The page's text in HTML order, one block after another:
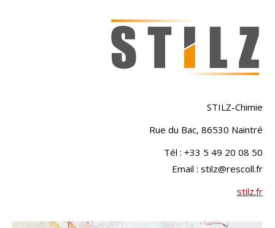
STILZ-Chimie
Rue du Bac, 86530 Naintré
Tél : +33 5 49 20 08 50
Email : stilz@rescoll.fr
stilz.fr